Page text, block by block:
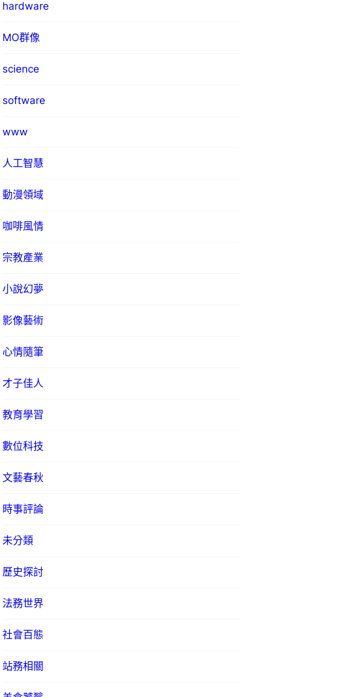
hardware
MO群像
science
software
www
人工智慧
動漫領域
咖啡風情
宗教產業
小說幻夢
影像藝術
心情隨筆
才子佳人
教育學習
數位科技
文藝春秋
時事評論
未分類
歷史探討
法務世界
社會百態
站務相關